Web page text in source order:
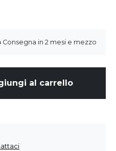
Consegna in 2 mesi e mezzo
al carrello